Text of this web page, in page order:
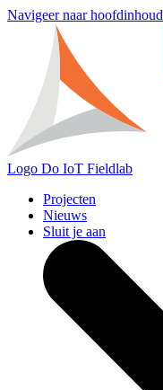
Navigeer naar hoofdinhoud
Logo Do IoT Fieldlab
Projecten
Nieuws
Sluit je aan